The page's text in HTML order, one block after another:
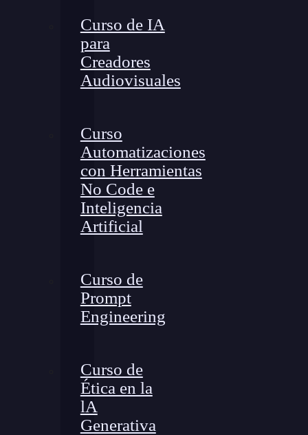
Curso de IA
para
Creadores
Audiovisuales
Curso
Automatizaciones
con Herramientas
No Code e
Inteligencia
Artificial
Curso de
Prompt
Engineering
Curso de
Ética en la
lA
Generativa